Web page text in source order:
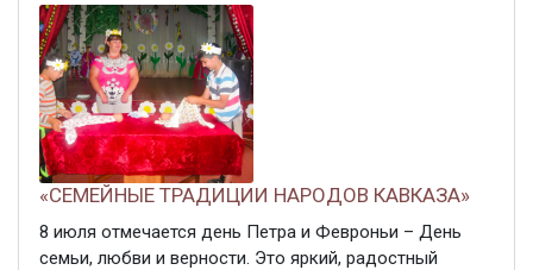
«СЕМЕЙНЫЕ ТРАДИЦИИ НАРОДОВ КАВКАЗА»
8 июля отмечается день Петра и Февроньи – День
семьи, любви и верности. Это яркий, радостный